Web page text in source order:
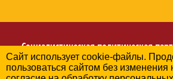
Социалистическая политическая
РОССИЯ
Региональное отделение партии в
Сайт использует cookie-файлы.
пользоваться сайтом без изменения